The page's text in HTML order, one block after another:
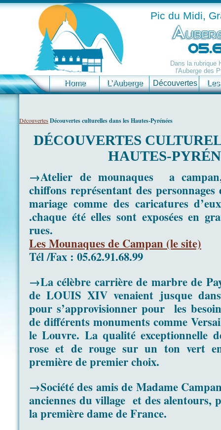
Pic du Midi,
Dans la rubrique
l'Auberge des
Home L’Auberge Découvertes
Découvertes Découvertes culturelles dans les Hautes-Pyrénées
DÉCOUVERTES
HAUTES-
→Atelier de mounaques a
chiffons représentant des
mariage comme des caricatures
.chaque été elles sont exposées en
rues.
Les Mounaques de Campan (le site)
Tél /Fax : 05.62.91.68.99
→La célèbre carrière de marbre de
de LOUIS XIV venaient jusque dans
pour s’approvisionner pour les
de différents monuments comme
le Louvre. La qualité exceptionnelle
rose et de rouge sur un ton vert
première de premier choix.
→Société des amis de Madame
anciennes du village et des alentours,
la première dame de France.